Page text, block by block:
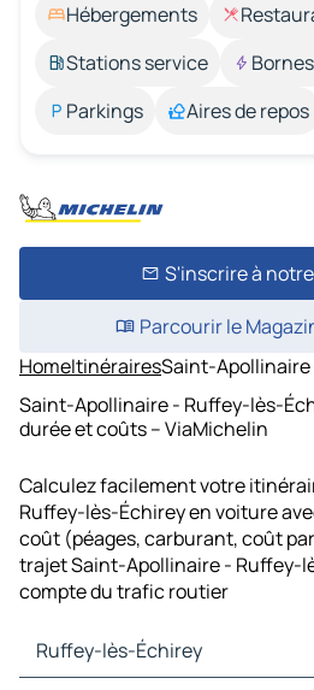
Hébergements
Stations service
Parkings
Aires de repos
S'inscrire à
Parcourir le
HomeItinérairesSaint-
Saint-Apollinaire - Ruffey-lès-
durée et coûts – ViaMichelin
Calculez facilement votre
Ruffey-lès-Échirey en voiture
coût (péages, carburant, coût
trajet Saint-Apollinaire - Ruffey-
compte du trafic routier
Ruffey-lès-Échirey